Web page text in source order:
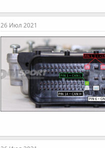
26 Июл 2021